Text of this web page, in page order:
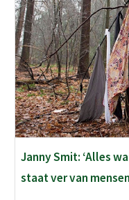
Janny Smit: ‘Alles
staat ver van